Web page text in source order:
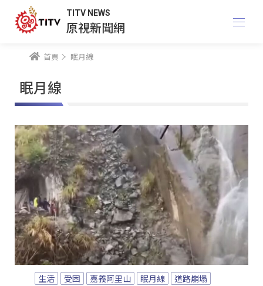
TITV NEWS
原視新聞網
首頁 眠月線
眠月線
生活 受困 嘉義阿里山 眠月線 道路崩塌